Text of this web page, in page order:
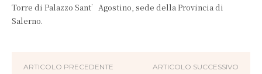
Torre di Palazzo Sant’Agostino, sede della Provincia di
Salerno.
ARTICOLO PRECEDENTE ARTICOLO SUCCESSIVO